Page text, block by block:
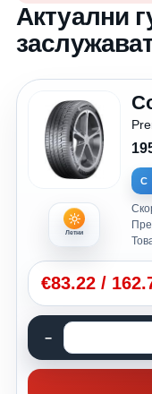
Актуални
Летни
C
€83.22 /